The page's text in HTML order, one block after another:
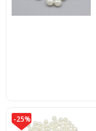
-25%